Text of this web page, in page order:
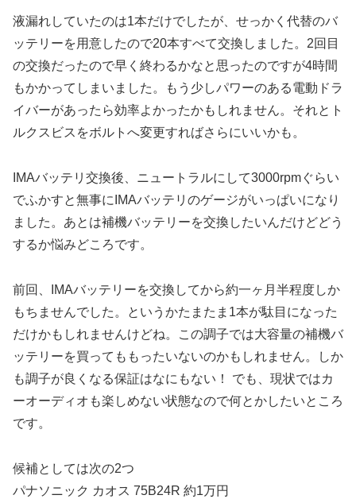
液漏れしていたのは1本だけでしたが、せっかく代替のバ
ッテリーを用意したので20本すべて交換しました。2回目
の交換だったので早く終わるかなと思ったのですが4時間
もかかってしまいました。もう少しパワーのある電動ドラ
イバーがあったら効率よかったかもしれません。それとト
ルクスビスをボルトへ変更すればさらにいいかも。
IMAバッテリ交換後、ニュートラルにして3000rpmぐらい
でふかすと無事にIMAバッテリのゲージがいっぱいになり
ました。あとは補機バッテリーを交換したいんだけどどう
するか悩みどころです。
前回、IMAバッテリーを交換してから約一ヶ月半程度しか
もちませんでした。というかたまたま1本が駄目になった
だけかもしれませんけどね。この調子では大容量の補機バ
ッテリーを買ってももったいないのかもしれません。しか
も調子が良くなる保証はなにもない！ でも、現状ではカ
ーオーディオも楽しめない状態なので何とかしたいところ
です。
候補としては次の2つ
パナソニック カオス 75B24R 約1万円